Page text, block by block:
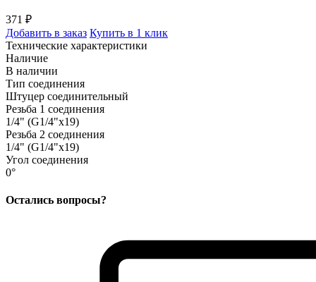
371 ₽
Добавить в заказ Купить в 1 клик
Технические характеристики
Наличие
В наличии
Тип соединения
Штуцер соединительный
Резьба 1 соединения
1/4" (G1/4"x19)
Резьба 2 соединения
1/4" (G1/4"x19)
Угол соединения
0°
Остались вопросы?